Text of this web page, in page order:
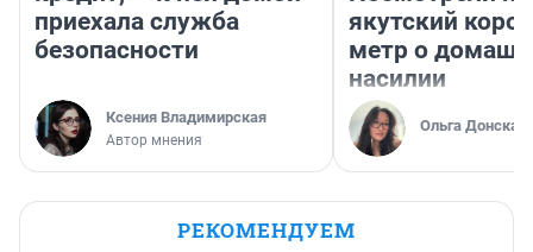
приехала служба
безопасности
Ксения Владимирская
Автор мнения
якутский
метр о
насилии
Ольга Донская
РЕКОМЕНДУЕМ